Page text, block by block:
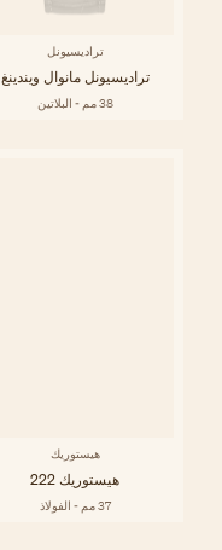
تراديسيونل
تراديسيونل مانوال ويندينغ
38 مم - البلاتين
هيستوريك
هيستوريك 222
37 مم - الفولاذ